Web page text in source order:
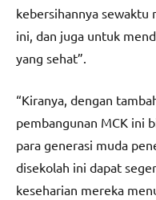
kebersihannya
ini, dan juga untuk
yang sehat”.
“Kiranya, dengan
pembangunan MCK ini
para generasi muda
disekolah ini dapat
keseharian mereka